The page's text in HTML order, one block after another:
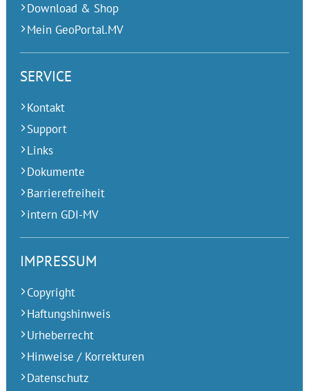
Download & Shop
Mein GeoPortal.MV
SERVICE
Kontakt
Support
Links
Dokumente
Barrierefreiheit
intern GDI-MV
IMPRESSUM
Copyright
Haftungshinweis
Urheberrecht
Hinweise / Korrekturen
Datenschutz